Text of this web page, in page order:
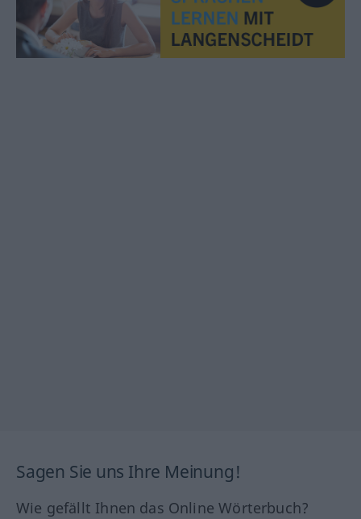
Sagen Sie uns Ihre Meinung!
Wie gefällt Ihnen das Online Wörterbuch?